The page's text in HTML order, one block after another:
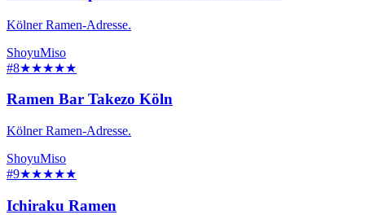
Kölner Ramen-Adresse.
ShoyuMiso
#8★★★★★
Ramen Bar Takezo Köln
Kölner Ramen-Adresse.
ShoyuMiso
#9★★★★★
Ichiraku Ramen